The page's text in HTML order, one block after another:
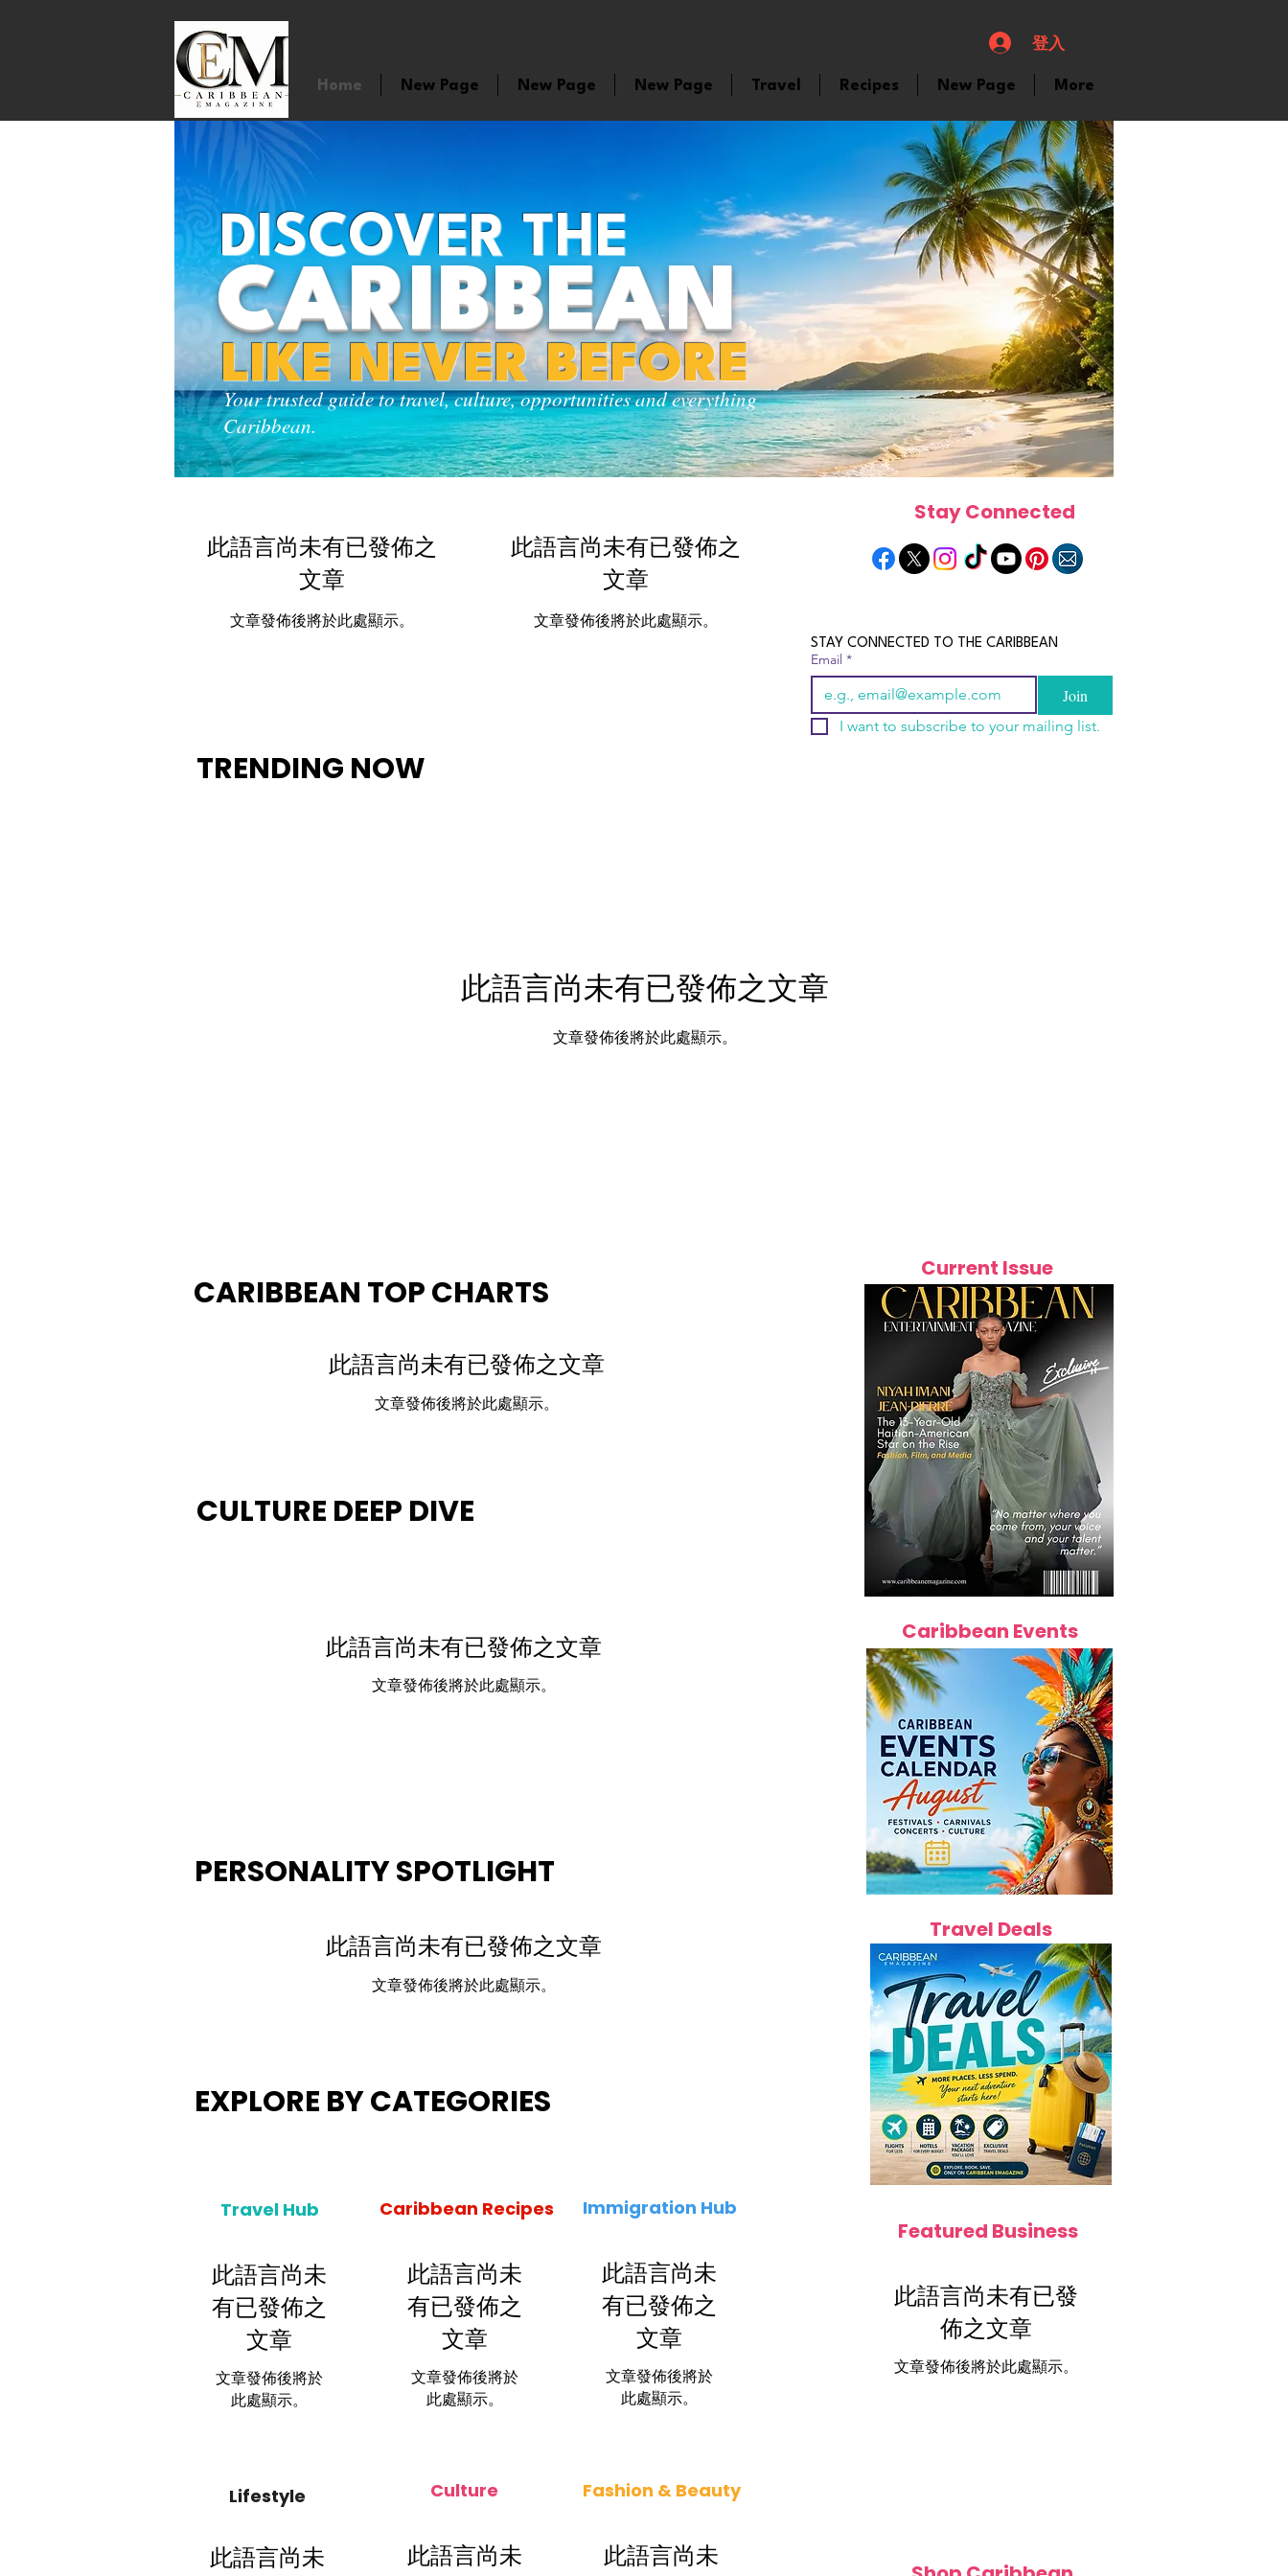
登入
Home New Page New Page New Page Travel Recipes New Page More
DISCOVER THE
CARIBBEAN
LIKE NEVER BEFORE
Your trusted guide to travel, culture, opportunities and everything
Caribbean.
此語言尚未有已發佈之
文章
文章發佈後將於此處顯示。
此語言尚未有已發佈之
文章
文章發佈後將於此處顯示。
Stay Connected
STAY CONNECTED TO THE CARIBBEAN
Email *
Join
I want to subscribe to your mailing list.
TRENDING NOW
此語言尚未有已發佈之文章
文章發佈後將於此處顯示。
此語言尚未有已發佈之文章
文章發佈後將於此處顯示。
CARIBBEAN TOP CHARTS
CULTURE DEEP DIVE
此語言尚未有已發佈之文章
文章發佈後將於此處顯示。
此語言尚未有已發佈之文章
文章發佈後將於此處顯示。
PERSONALITY SPOTLIGHT
EXPLORE BY CATEGORIES
Travel Hub
此語言尚未
有已發佈之
文章
文章發佈後將於
此處顯示。
Caribbean Recipes
此語言尚未
有已發佈之
文章
文章發佈後將於
此處顯示。
Immigration Hub
此語言尚未
有已發佈之
文章
文章發佈後將於
此處顯示。
此語言尚未
Lifestyle
此語言尚未
Culture Fashion & Beauty
此語言尚未
Current Issue
Caribbean Events
Travel Deals
Featured Business
此語言尚未有已發
佈之文章
文章發佈後將於此處顯示。